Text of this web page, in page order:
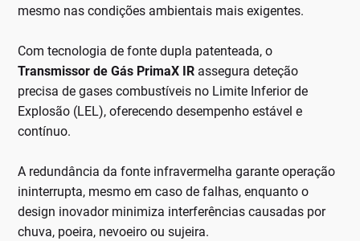
mesmo nas condições ambientais mais exigentes.
Com tecnologia de fonte dupla patenteada, o
Transmissor de Gás PrimaX IR assegura deteção
precisa de gases combustíveis no Limite Inferior de
Explosão (LEL), oferecendo desempenho estável e
contínuo.
A redundância da fonte infravermelha garante operação
ininterrupta, mesmo em caso de falhas, enquanto o
design inovador minimiza interferências causadas por
chuva, poeira, nevoeiro ou sujeira.